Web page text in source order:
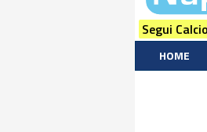
Segui
HOME